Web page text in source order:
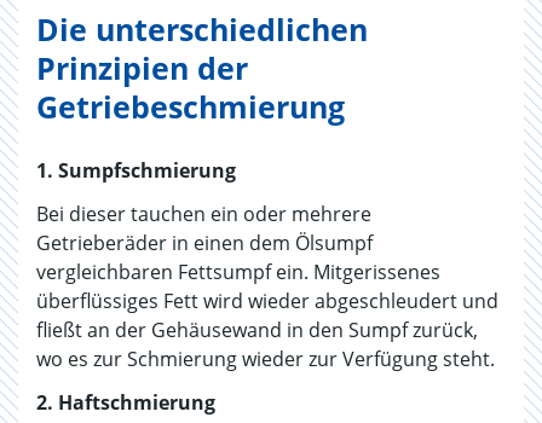
Die unterschiedlichen
Prinzipien der
Getriebeschmierung
1. Sumpfschmierung
Bei dieser tauchen ein oder mehrere
Getrieberäder in einen dem Ölsumpf
vergleichbaren Fettsumpf ein. Mitgerissenes
überflüssiges Fett wird wieder abgeschleudert und
fließt an der Gehäusewand in den Sumpf zurück,
wo es zur Schmierung wieder zur Verfügung steht.
2. Haftschmierung